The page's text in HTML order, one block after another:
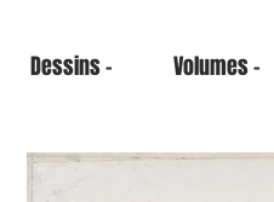
Dessins - Volumes -